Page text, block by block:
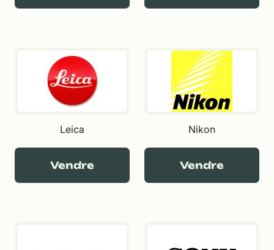
Leica
Vendre
Nikon
Vendre